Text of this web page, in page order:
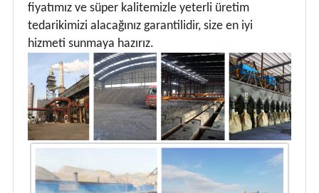
fiyatımız ve süper kalitemizle yeterli üretim
tedarikimizi alacağınız garantilidir, size en iyi
hizmeti sunmaya hazırız.